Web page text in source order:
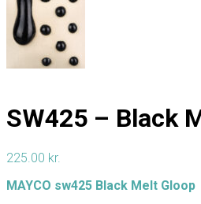
SW425 – Black
225.00 kr.
MAYCO sw425 Black Melt Gloop